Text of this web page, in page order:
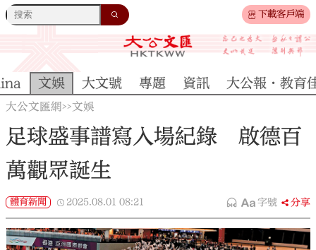
下載客戶端
文娛 大文號 專題 資訊 大公報·教育
大公文匯網>>文娛
足球盛事譜寫入場紀錄 啟德百
萬觀眾誕生
體育新聞 2025.08.01 08:21 字號 分享